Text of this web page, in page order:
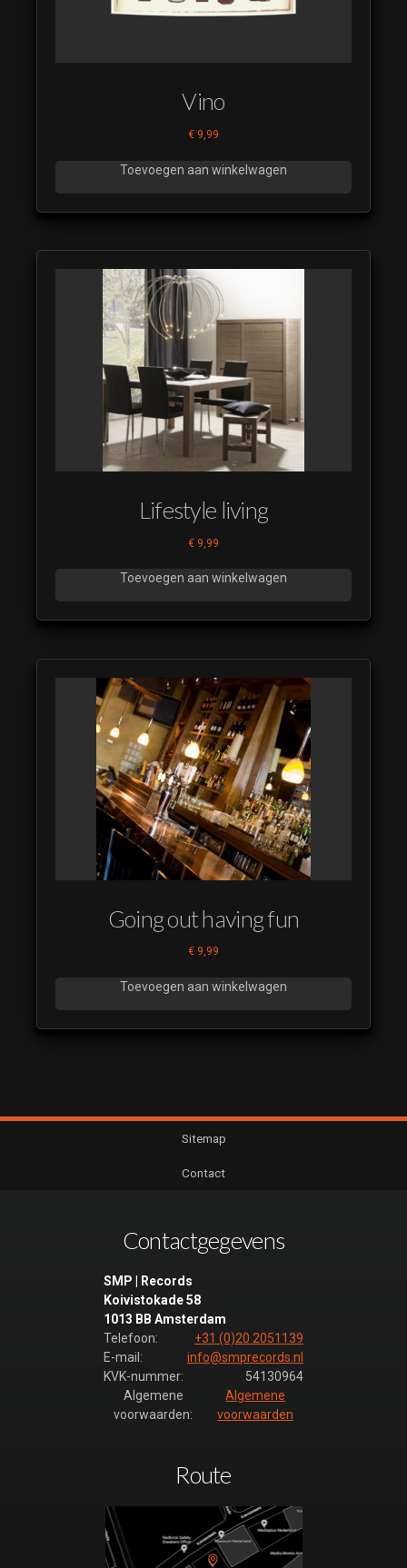
Vino
€ 9,99
Toevoegen aan winkelwagen
Lifestyle living
€ 9,99
Toevoegen aan winkelwagen
Going out having fun
€ 9,99
Toevoegen aan winkelwagen
Sitemap
Contact
Contactgegevens
SMP | Records
Koivistokade 58
1013 BB Amsterdam
Telefoon:
+31 (0)20 2051139
E-mail:
info@smprecords.nl
KVK-nummer:
54130964
Algemene
voorwaarden:
Algemene
voorwaarden
Route